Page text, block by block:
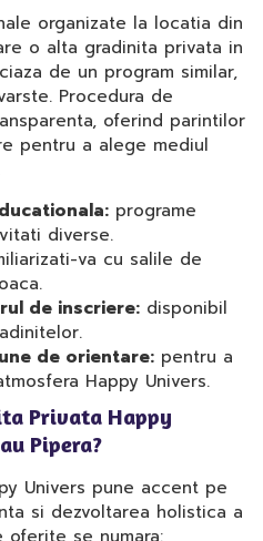
organizate la locatia din
o alta gradinita privata in
de un program similar,
Procedura de
oferind parintilor
pentru a alege mediul
programe
diverse.
va cu salile de
de inscriere: disponibil
de orientare: pentru a
Happy Univers.
Privata Happy
Pipera?
Univers pune accent pe
si dezvoltarea holistica a